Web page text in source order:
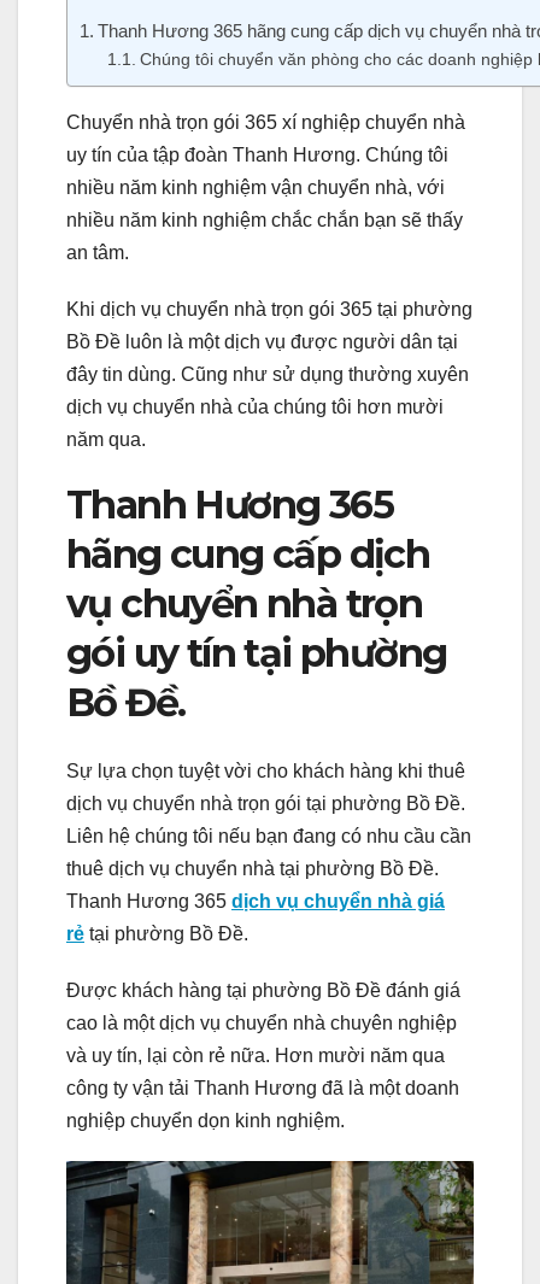
Thanh Hương 365 hãng cung cấp dịch vụ chuyển nhà
Chúng tôi chuyển văn phòng cho các doanh
Chuyển nhà trọn gói 365 xí nghiệp chuyển nhà
uy tín của tập đoàn Thanh Hương. Chúng tôi
nhiều năm kinh nghiệm vận chuyển nhà, với
nhiều năm kinh nghiệm chắc chắn bạn sẽ thấy
an tâm.
Khi dịch vụ chuyển nhà trọn gói 365 tại phường
Bồ Đề luôn là một dịch vụ được người dân tại
đây tin dùng. Cũng như sử dụng thường xuyên
dịch vụ chuyển nhà của chúng tôi hơn mười
năm qua.
Thanh Hương 365
hãng cung cấp dịch
vụ chuyển nhà trọn
gói uy tín tại phường
Bồ Đề.
Sự lựa chọn tuyệt vời cho khách hàng khi thuê
dịch vụ chuyển nhà trọn gói tại phường Bồ Đề.
Liên hệ chúng tôi nếu bạn đang có nhu cầu cần
thuê dịch vụ chuyển nhà tại phường Bồ Đề.
Thanh Hương 365 dịch vụ chuyển nhà giá
rẻ tại phường Bồ Đề.
Được khách hàng tại phường Bồ Đề đánh giá
cao là một dịch vụ chuyển nhà chuyên nghiệp
và uy tín, lại còn rẻ nữa. Hơn mười năm qua
công ty vận tải Thanh Hương đã là một doanh
nghiệp chuyển dọn kinh nghiệm.